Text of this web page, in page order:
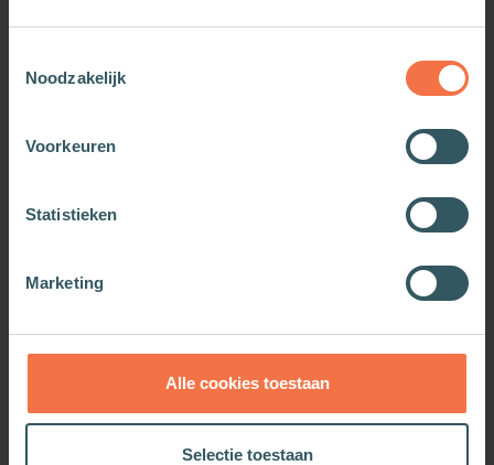
Noodzakelijk
Voorkeuren
Statistieken
Marketing
Alle cookies toestaan
Selectie toestaan
OOK INTERESSANT